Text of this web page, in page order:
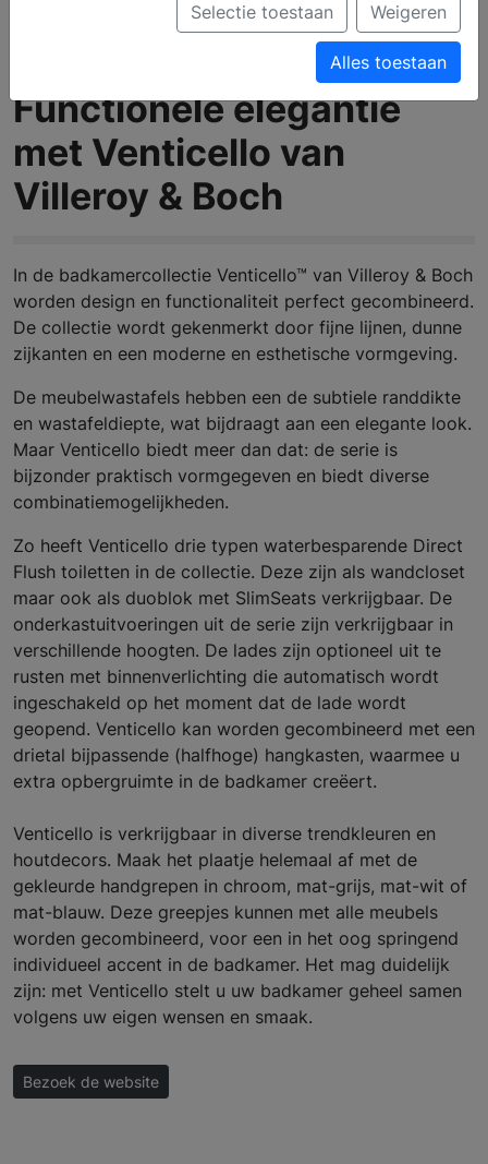
Functionele elegantie
met Venticello van
Villeroy & Boch
In de badkamercollectie Venticello™ van Villeroy & Boch
worden design en functionaliteit perfect gecombineerd.
De collectie wordt gekenmerkt door fijne lijnen, dunne
zijkanten en een moderne en esthetische vormgeving.
De meubelwastafels hebben een de subtiele randdikte
en wastafeldiepte, wat bijdraagt aan een elegante look.
Maar Venticello biedt meer dan dat: de serie is
bijzonder praktisch vormgegeven en biedt diverse
combinatiemogelijkheden.
Zo heeft Venticello drie typen waterbesparende Direct
Flush toiletten in de collectie. Deze zijn als wandcloset
maar ook als duoblok met SlimSeats verkrijgbaar. De
onderkastuitvoeringen uit de serie zijn verkrijgbaar in
verschillende hoogten. De lades zijn optioneel uit te
rusten met binnenverlichting die automatisch wordt
ingeschakeld op het moment dat de lade wordt
geopend. Venticello kan worden gecombineerd met een
drietal bijpassende (halfhoge) hangkasten, waarmee u
extra opbergruimte in de badkamer creëert.
Venticello is verkrijgbaar in diverse trendkleuren en
houtdecors. Maak het plaatje helemaal af met de
gekleurde handgrepen in chroom, mat-grijs, mat-wit of
mat-blauw. Deze greepjes kunnen met alle meubels
worden gecombineerd, voor een in het oog springend
individueel accent in de badkamer. Het mag duidelijk
zijn: met Venticello stelt u uw badkamer geheel samen
volgens uw eigen wensen en smaak.
Bezoek de website
Selectie toestaan Weigeren
Alles toestaan